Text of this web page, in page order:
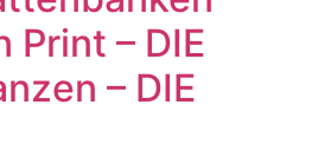
Print – DIE
– DIE